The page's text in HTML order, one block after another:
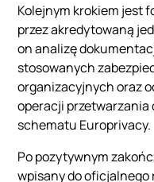
Kolejnym krokiem jest
przez akredytowaną
on analizę
stosowanych
organizacyjnych oraz
operacji przetwarzania
schematu Europrivacy.
Po pozytywnym
wpisany do